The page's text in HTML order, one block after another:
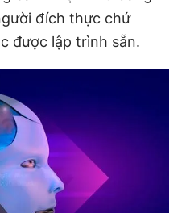
có sự chấp thuận bằng văn
JSC.
đích thực chứ
được lập trình sẵn.